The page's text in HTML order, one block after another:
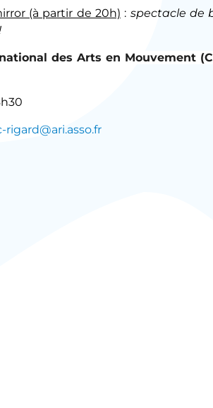
(à partir de 20h) : spectacle de
des Arts en Mouvement
rigard@ari.asso.fr